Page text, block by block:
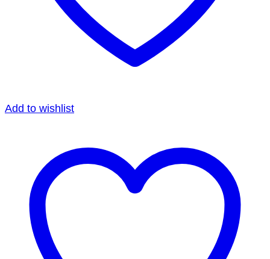
Add to wishlist